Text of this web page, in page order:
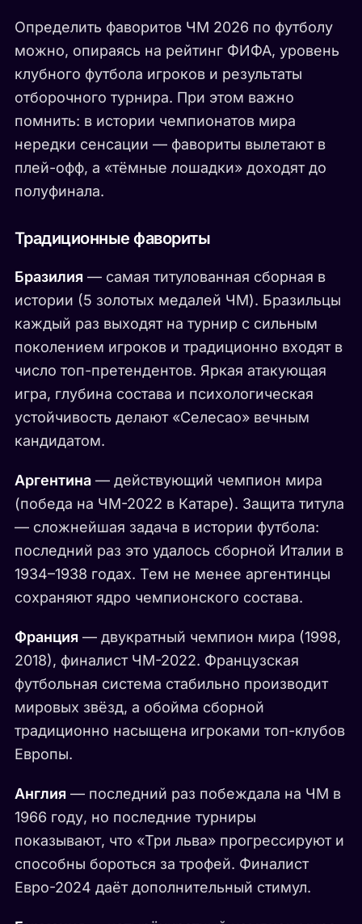
Определить фаворитов ЧМ 2026 по футболу
можно, опираясь на рейтинг ФИФА, уровень
клубного футбола игроков и результаты
отборочного турнира. При этом важно
помнить: в истории чемпионатов мира
нередки сенсации — фавориты вылетают в
плей-офф, а «тёмные лошадки» доходят до
полуфинала.
Традиционные фавориты
Бразилия — самая титулованная сборная в
истории (5 золотых медалей ЧМ). Бразильцы
каждый раз выходят на турнир с сильным
поколением игроков и традиционно входят в
число топ-претендентов. Яркая атакующая
игра, глубина состава и психологическая
устойчивость делают «Селесао» вечным
кандидатом.
Аргентина— действующий чемпион мира
(победа на ЧМ-2022 в Катаре). Защита титула
— сложнейшая задача в истории футбола:
последний раз это удалось сборной Италии в
1934–1938 годах. Тем не менее аргентинцы
сохраняют ядро чемпионского состава.
Франция — двукратный чемпион мира (1998,
2018), финалист ЧМ-2022. Французская
футбольная система стабильно производит
мировых звёзд, а обойма сборной
традиционно насыщена игроками топ-клубов
Европы.
Англия — последний раз побеждала на ЧМ в
1966 году, но последние турниры
показывают, что «Три льва» прогрессируют и
способны бороться за трофей. Финалист
Евро-2024 даёт дополнительный стимул.